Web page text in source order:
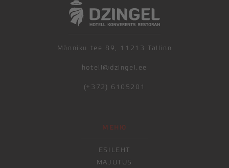
Männiku tee 89, 11213 Tallinn
hotell@dzingel.ee
(+372) 6105201
МЕНЮ
ESILEHT
MAJUTUS